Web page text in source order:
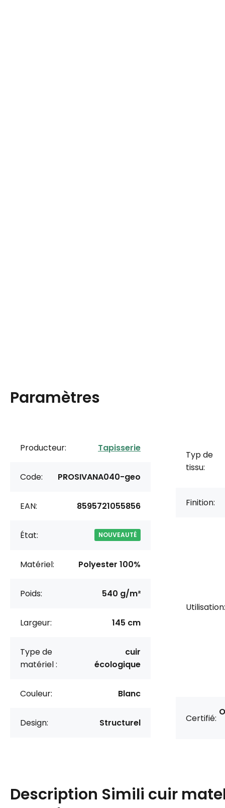
Paramètres
Producteur: Tapisserie
Code: PROSIVANA040-geo
EAN: 8595721055856
État: NOUVEAUTÉ
Matériel: Polyester 100%
Poids: 540 g/m²
Largeur: 145 cm
Type de
matériel :
cuir
écologique
Couleur: Blanc
Design: Structurel
Typ de
tissu:
Finition:
Utilisation:
Certifié:
Description Simili cuir